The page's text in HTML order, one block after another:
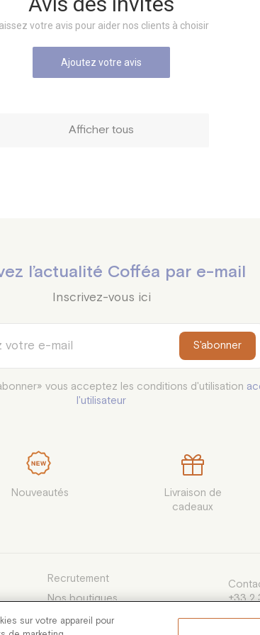
Laissez votre avis pour aider nos clients à choisir
Ajoutez votre avis
Afficher tous
l’actualité Cofféa par e-mail
Inscrivez-vous ici
S'abonner
vous acceptez les conditions d'utilisation
l'utilisateur
Nouveautés
Livraison de
cadeaux
Recrutement
Nos boutiques
+33 2
sur votre appareil pour